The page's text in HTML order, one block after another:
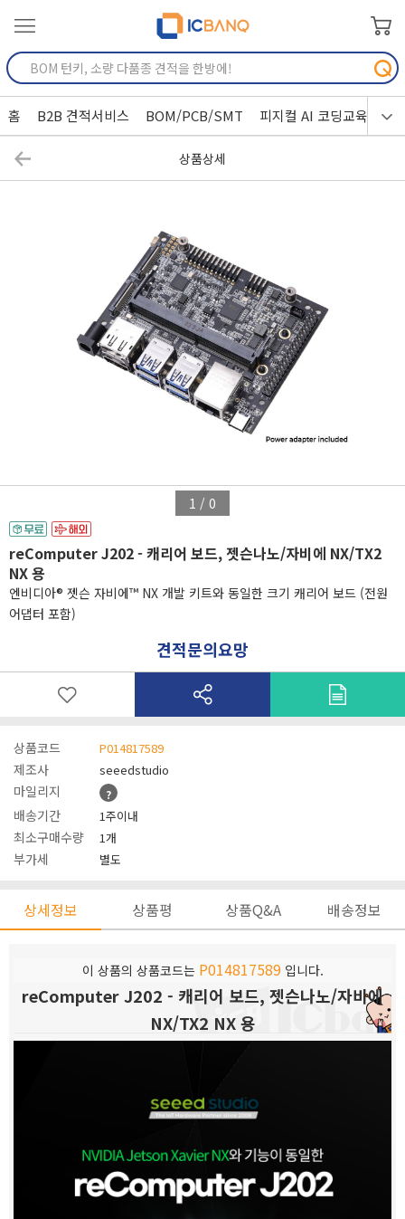
홈 B2B 견적서비스 BOM/PCB/SMT 피지컬 AI 코딩교육
상품상세
1 / 0
reComputer J202 - 캐리어 보드, 젯슨나노/자비에 NX/TX2
NX 용
엔비디아® 젯슨 자비에™ NX 개발 키트와 동일한 크기 캐리어 보드 (전원
어댑터 포함)
견적문의요망
상품코드 P014817589
제조사 seeedstudio
마일리지 ?
배송기간 1주이내
최소구매수량 1개
부가세 별도
상세정보 상품평 상품Q&A 배송정보
이 상품의 상품코드는 P014817589입니다.
reComputer J202 - 캐리어 보드, 젯슨나노/자비에
NX/TX2 NX 용